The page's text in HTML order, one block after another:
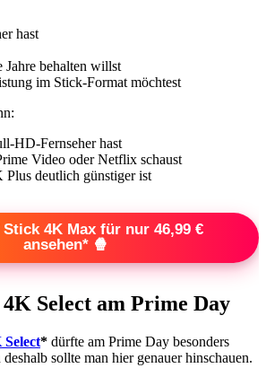
hast
Jahre behalten willst
im Stick-Format möchtest
HD-Fernseher hast
Video oder Netflix schaust
deutlich günstiger ist
Stick 4K Max für nur 46,99 €
ansehen* 🍿
Select am Prime Day
* dürfte am Prime Day besonders
sollte man hier genauer hinschauen.